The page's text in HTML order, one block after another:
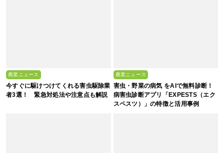
農業ニュース
今すぐに駆けつけてくれる害虫駆除業
者3選！ 緊急対処法や注意点も解説
農業ニュース
害虫・野菜の病気 をAIで無料診断！
病害虫診断アプリ「EXPESTS（エク
スペスツ）」の特徴と活用事例